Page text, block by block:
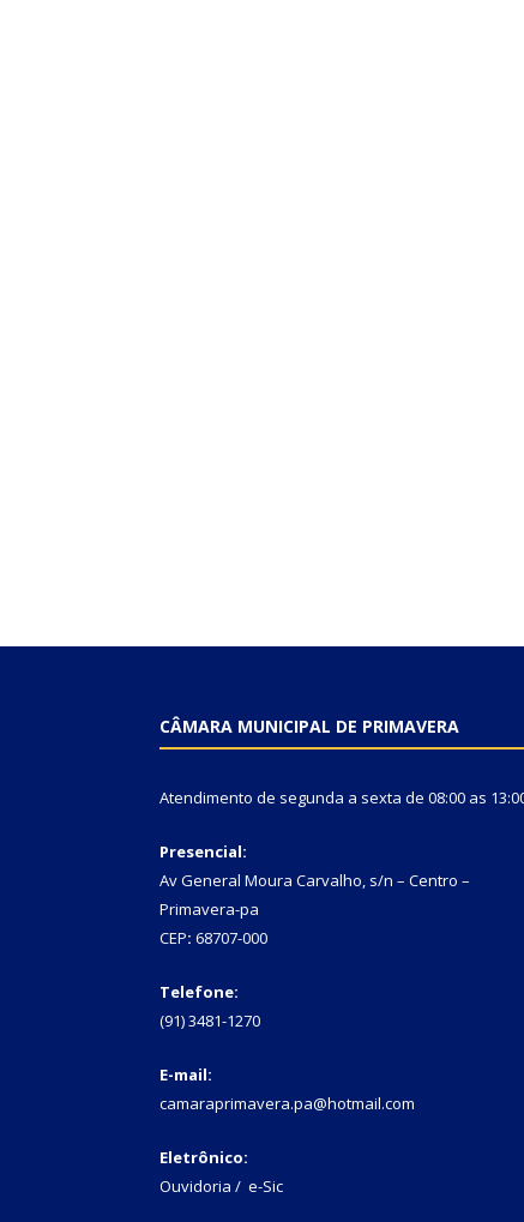
CÂMARA MUNICIPAL DE PRIMAVERA
Atendimento de segunda a sexta de 08:00 as
Presencial:
Av General Moura Carvalho, s/n – Centro –
Primavera-pa
CEP: 68707-000
Telefone:
(91) 3481-1270
E-mail:
camaraprimavera.pa@hotmail.com
Eletrônico:
Ouvidoria / e-Sic